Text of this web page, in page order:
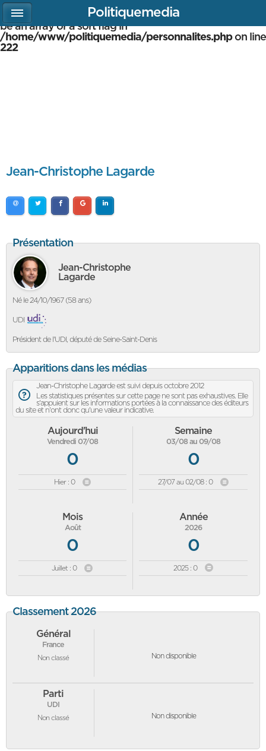
Warning
: array_multisort(): Argument #1 is expected to
be an array or a sort flag in
/home/www/politiquemedia/personnalites.phpon line
222
Jean-Christophe Lagarde
Présentation
Jean-Christophe
Lagarde
Né le 24/10/1967 (58 ans)
UDI
Président de l'UDI, député de Seine-Saint-Denis
Apparitions dans les médias
Jean-Christophe Lagarde est suivi depuis octobre 2012
Les statistiques présentes sur cette page ne sont pas exhaustives. Elle
s'appuient sur les informations portées à la connaissance des éditeurs
du site et n'ont donc qu'une valeur indicative.
Aujourd'hui
Vendredi 07/08
0
Hier : 0
Semaine
03/08 au 09/08
0
27/07 au 02/08 : 0
Mois
Août
0
Juillet : 0
Année
2026
0
2025 : 0
Classement 2026
Général
France
Non classé Non disponible
Parti
UDI
Non classé Non disponible
Politiquemedia